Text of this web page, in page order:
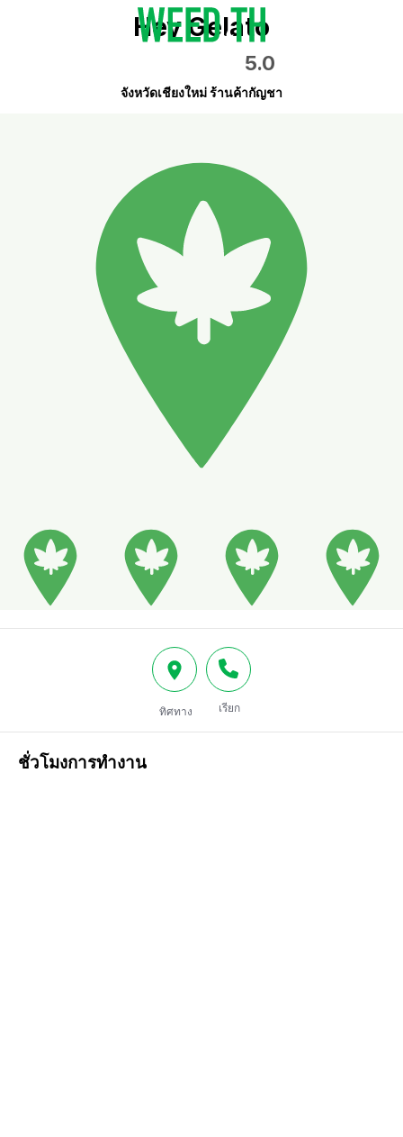
Hey Gelato
5.0
จังหวัดเชียงใหม่ ร้านค้ากัญชา
ทิศทาง เรียก
ชั่วโมงการทำงาน